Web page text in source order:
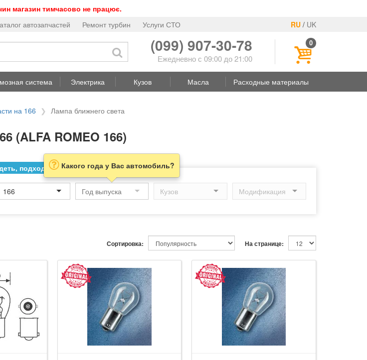
магазин тимчасово не працює.
RU / UK
автозапчастей Ремонт турбин Услуги СТО
(099) 907-30-78
Ежедневно с 09:00 до 21:00
0
система Электрика Кузов Масла Расходные материалы
на 166 Лампа ближнего света
(ALFA ROMEO 166)
подходит ли товар к нему
166
Какого года у Вас автомобиль?
На странице:
Сортировка: